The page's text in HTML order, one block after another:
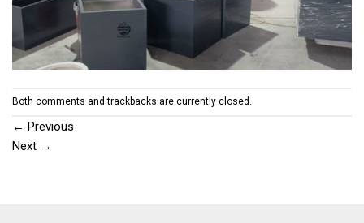
Both comments and trackbacks are currently closed.
← Previous
Next →